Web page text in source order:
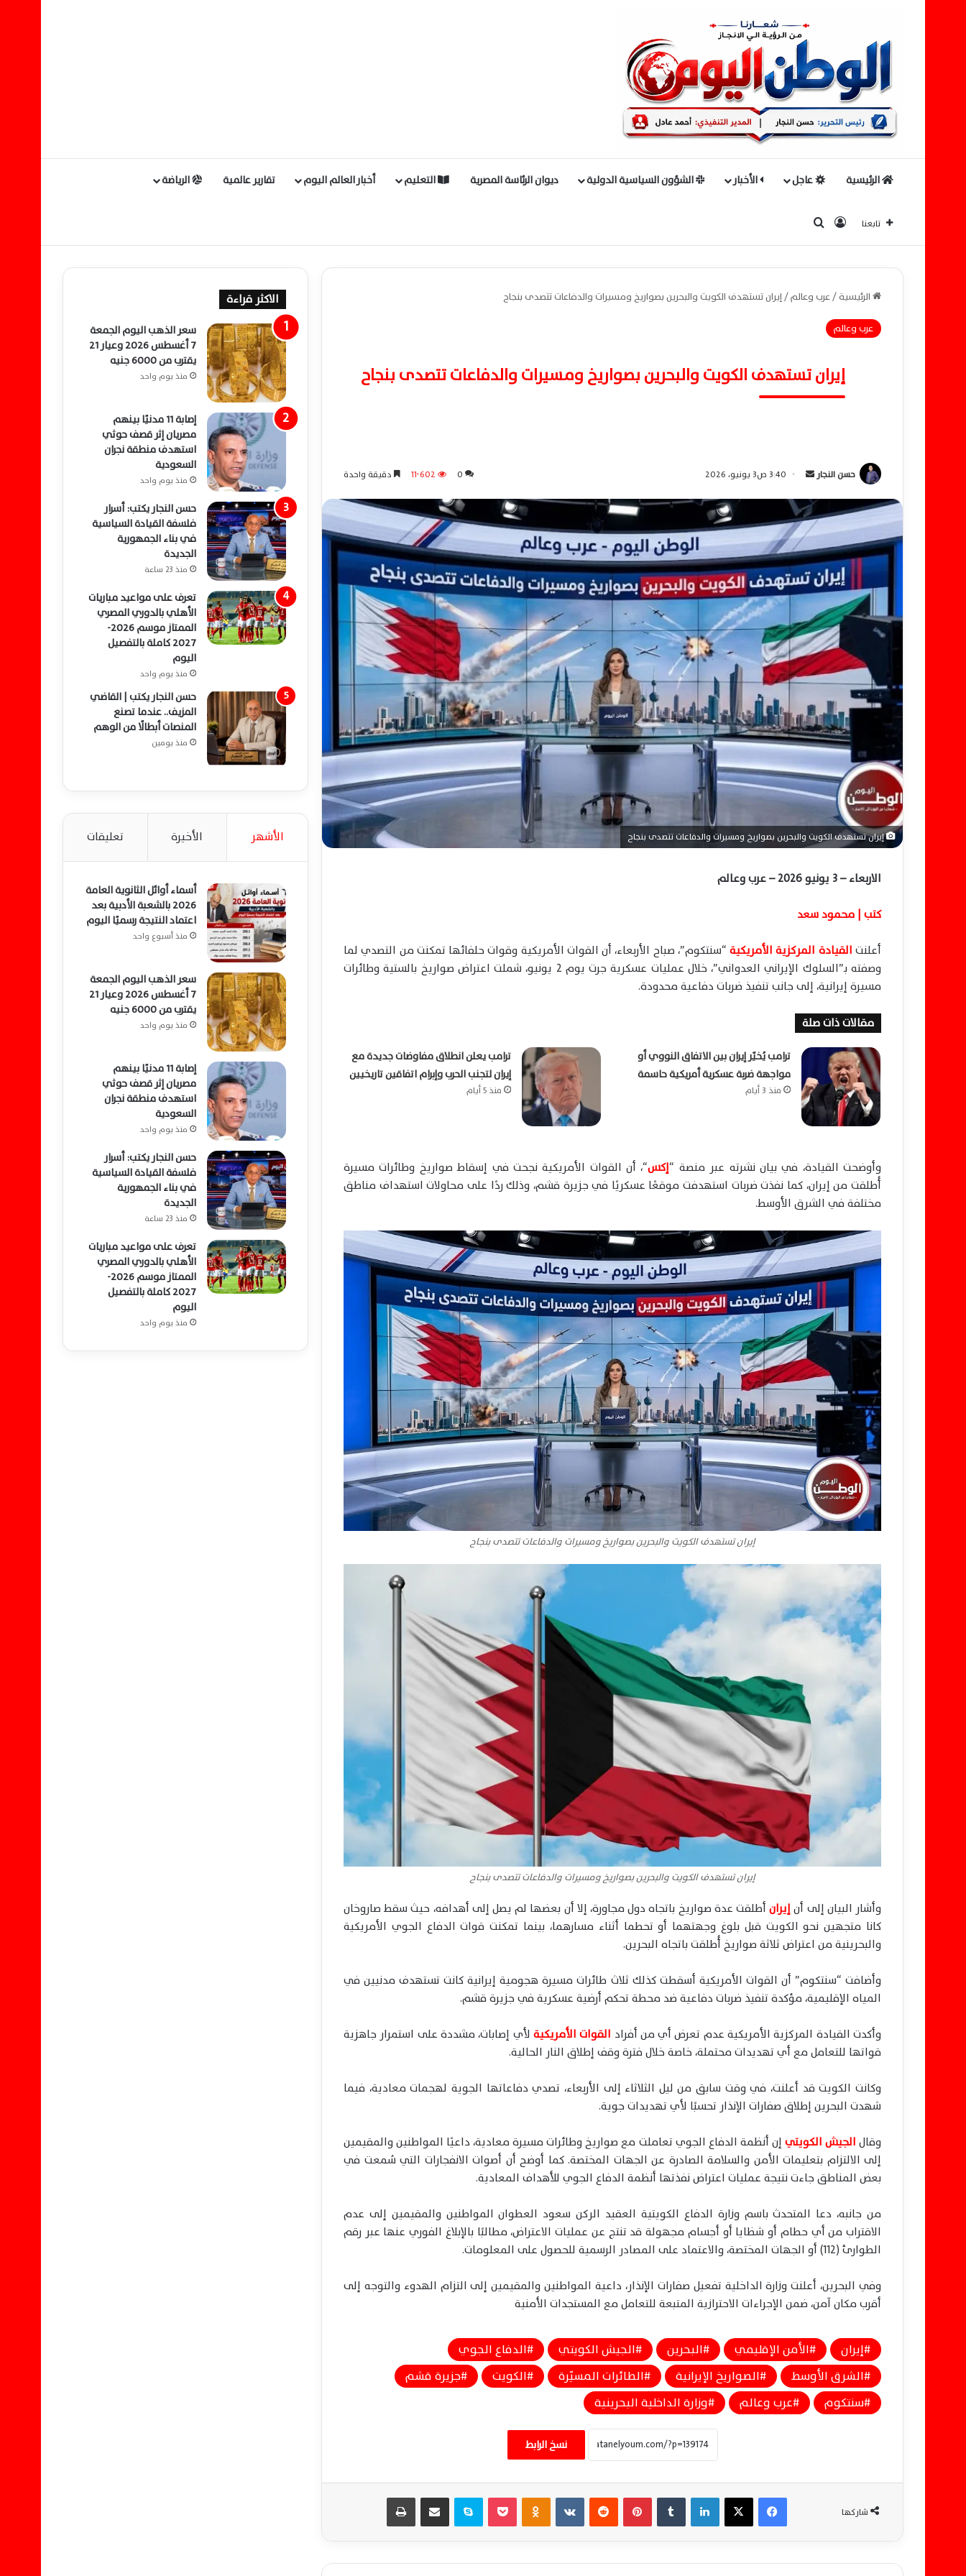
الرئيسية عاجل الأخبار الشؤون السياسية الدولية ديوان الرئاسة المصرية التعليم أخبار العالم اليوم تقارير عالمية الرياضة
تابعنا تسجيل الدخول
الرئيسية/عرب وعالم/إيران تستهدف الكويت والبحرين بصواريخ ومسيرات والدفاعات تتصدى بنجاح
عرب وعالم
إيران تستهدف الكويت والبحرين بصواريخ ومسيرات والدفاعات تتصدى بنجاح
حسن النجار
س
ل
ر
ي
د
إ
ل
ك
ت
و
ن
ي
ا
3:40 ص3 يونيو، 2026 0 11٬602 دقيقة واحدة
إيران تستهدف الكويت والبحرين بصواريخ ومسيرات والدفاعات تتصدى بنجاح
الاربعاء – 3 يونيو 2026 – عرب وعالم
كتب | محمود سعد
أعلنت القيادة المركزية الأمريكية“سنتكوم”، صباح الأربعاء، أن القوات الأمريكية وقوات حلفائها تمكنت من التصدي لما
وصفته بـ”السلوك الإيراني العدواني”، خلال عمليات عسكرية جرت يوم 2 يونيو، شملت اعتراض صواريخ بالستية وطائرات
مسيرة إيرانية، إلى جانب تنفيذ ضربات دفاعية محدودة.
مقالات ذات صلة
ترامب يُخيّر إيران بين الاتفاق النووي أو
مواجهة ضربة عسكرية أمريكية حاسمة
منذ 3 أيام
ترامب يعلن انطلاق مفاوضات جديدة مع
إيران لتجنب الحرب وإبرام اتفاقين تاريخيين
منذ 5 أيام
وأوضحت القيادة، في بيان نشرته عبر منصة “إكس“، أن القوات الأمريكية نجحت في إسقاط صواريخ وطائرات مسيرة
أُطلقت من إيران، كما نفذت ضربات استهدفت موقعًا عسكريًا في جزيرة قشم، وذلك ردًا على محاولات استهداف مناطق
مختلفة في الشرق الأوسط.
إيران تستهدف الكويت والبحرين بصواريخ ومسيرات والدفاعات تتصدى بنجاح
إيران تستهدف الكويت والبحرين بصواريخ ومسيرات والدفاعات تتصدى بنجاح
وأشار البيان إلى أنإيران أطلقت عدة صواريخ باتجاه دول مجاورة، إلا أن بعضها لم يصل إلى أهدافه، حيث سقط صاروخان
كانا متجهين نحو الكويت قبل بلوغ وجهتهما أو تحطما أثناء مسارهما، بينما تمكنت قوات الدفاع الجوي الأمريكية
والبحرينية من اعتراض ثلاثة صواريخ أُطلقت باتجاه البحرين.
وأضافت “سنتكوم” أن القوات الأمريكية أسقطت كذلك ثلاث طائرات مسيرة هجومية إيرانية كانت تستهدف مدنيين في
المياه الإقليمية، مؤكدة تنفيذ ضربات دفاعية ضد محطة تحكم أرضية عسكرية في جزيرة قشم.
وأكدت القيادة المركزية الأمريكية عدم تعرض أي من أفراد القوات الأمريكية لأي إصابات، مشددة على استمرار جاهزية
قواتها للتعامل مع أي تهديدات محتملة، خاصة خلال فترة وقف إطلاق النار الحالية.
وكانت الكويت قد أعلنت، في وقت سابق من ليل الثلاثاء إلى الأربعاء، تصدي دفاعاتها الجوية لهجمات معادية، فيما
شهدت البحرين إطلاق صفارات الإنذار تحسبًا لأي تهديدات جوية.
وقال الجيش الكويتي إن أنظمة الدفاع الجوي تعاملت مع صواريخ وطائرات مسيرة معادية، داعيًا المواطنين والمقيمين
إلى الالتزام بتعليمات الأمن والسلامة الصادرة عن الجهات المختصة. كما أوضح أن أصوات الانفجارات التي سُمعت في
بعض المناطق جاءت نتيجة عمليات اعتراض نفذتها أنظمة الدفاع الجوي للأهداف المعادية.
من جانبه، دعا المتحدث باسم وزارة الدفاع الكويتية العقيد الركن سعود العطوان المواطنين والمقيمين إلى عدم
الاقتراب من أي حطام أو شظايا أو أجسام مجهولة قد تنتج عن عمليات الاعتراض، مطالبًا بالإبلاغ الفوري عنها عبر رقم
الطوارئ (112) أو الجهات المختصة، والاعتماد على المصادر الرسمية للحصول على المعلومات.
وفي البحرين، أعلنت وزارة الداخلية تفعيل صفارات الإنذار، داعية المواطنين والمقيمين إلى التزام الهدوء والتوجه إلى
أقرب مكان آمن، ضمن الإجراءات الاحترازية المتبعة للتعامل مع المستجدات الأمنية
إيران الأمن الإقليمي البحرين الجيش الكويتي
الدفاع الجوي
الشرق الأوسط
الصواريخ الإيرانية الطائرات المسيّرة الكويت
جزيرة قشم
سنتكوم
عرب وعالم وزارة الداخلية البحرينية
نسخ الرابط
شاركها
فيسبوك ‫X لينكدإن بينتيريست ‏VKontakte سكايب مشاركة عبر البريد
الجيش الأميركي يعزز حصار إيران ويعيد توجيه
سفن ويعطل ناقلة في الخليج
ترامب يتوعد إيران بهجوم واسع ويؤكد توقف
الضربات ليس تراجعًا أمريكيًا مؤقتًا
الجيش الأمريكي يؤكد استمرار الحصار البحري
على إيران واعتراض سفن تجارية مخالفة بالكامل
الاكثر قراءة
سعر الذهب اليوم الجمعة
7 أغسطس 2026 وعيار 21
يقترب من 6000 جنيه
منذ يوم واحد
إصابة 11 مدنيًا بينهم
مصريان إثر قصف حوثي
استهدف منطقة نجران
السعودية
منذ يوم واحد
حسن النجار يكتب: أسرار
فلسفة القيادة السياسية
في بناء الجمهورية
الجديدة
منذ 23 ساعة
تعرف على مواعيد مباريات
الأهلي بالدوري المصري
الممتاز موسم 2026-
2027 كاملة بالتفصيل
اليوم
منذ يوم واحد
حسن النجار يكتب | القاضي
المزيف.. عندما تصنع
المنصات أبطالًا من الوهم
منذ يومين
الأشهر الأخيرة تعليقات
أسماء أوائل الثانوية العامة
2026 بالشعبة الأدبية بعد
اعتماد النتيجة رسميًا اليوم
منذ أسبوع واحد
سعر الذهب اليوم الجمعة
7 أغسطس 2026 وعيار 21
يقترب من 6000 جنيه
منذ يوم واحد
إصابة 11 مدنيًا بينهم
مصريان إثر قصف حوثي
استهدف منطقة نجران
السعودية
منذ يوم واحد
حسن النجار يكتب: أسرار
فلسفة القيادة السياسية
في بناء الجمهورية
الجديدة
منذ 23 ساعة
تعرف على مواعيد مباريات
الأهلي بالدوري المصري
الممتاز موسم 2026-
2027 كاملة بالتفصيل
اليوم
منذ يوم واحد